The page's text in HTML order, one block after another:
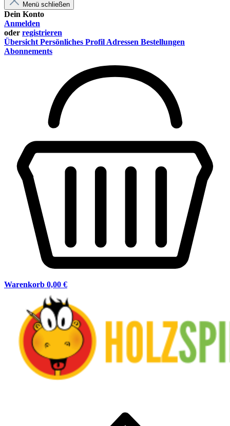
Menü schließen
Dein Konto
Anmelden
oder registrieren
Übersicht Persönliches Profil Adressen Bestellungen
Abonnements
Warenkorb 0,00 €